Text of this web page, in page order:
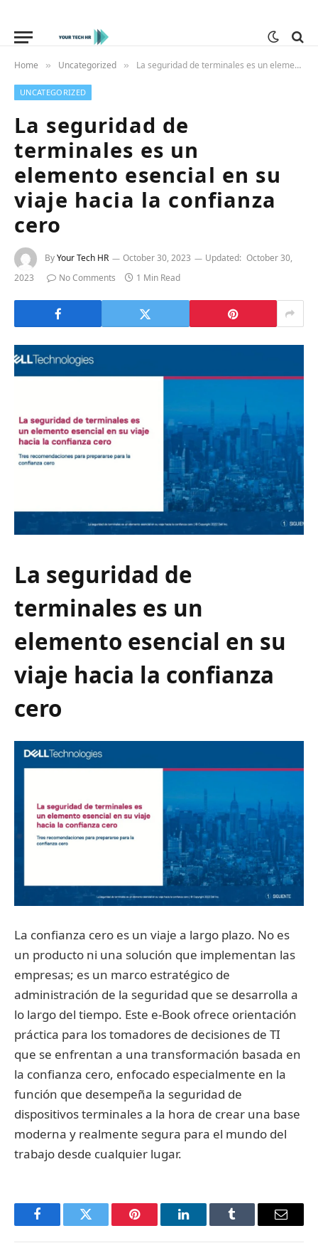
Home » Uncategorized » La seguridad de terminales es un elemento esencial en su viaje hacia la confianza cero
UNCATEGORIZED
La seguridad de
terminales es un
elemento esencial en su
viaje hacia la confianza
cero
ByYour Tech HR October 30, 2023 Updated: October 30,
2023
No Comments 1 Min Read
La seguridad de
terminales es un
elemento esencial en su
viaje hacia la confianza
cero
La confianza cero es un viaje a largo plazo. No es
un producto ni una solución que implementan las
empresas; es un marco estratégico de
administración de la seguridad que se desarrolla a
lo largo del tiempo. Este e-Book ofrece orientación
práctica para los tomadores de decisiones de TI
que se enfrentan a una transformación basada en
la confianza cero, enfocado especialmente en la
función que desempeña la seguridad de
dispositivos terminales a la hora de crear una base
moderna y realmente segura para el mundo del
trabajo desde cualquier lugar.
FacebookTwitter Pinterest LinkedInTumblr Email